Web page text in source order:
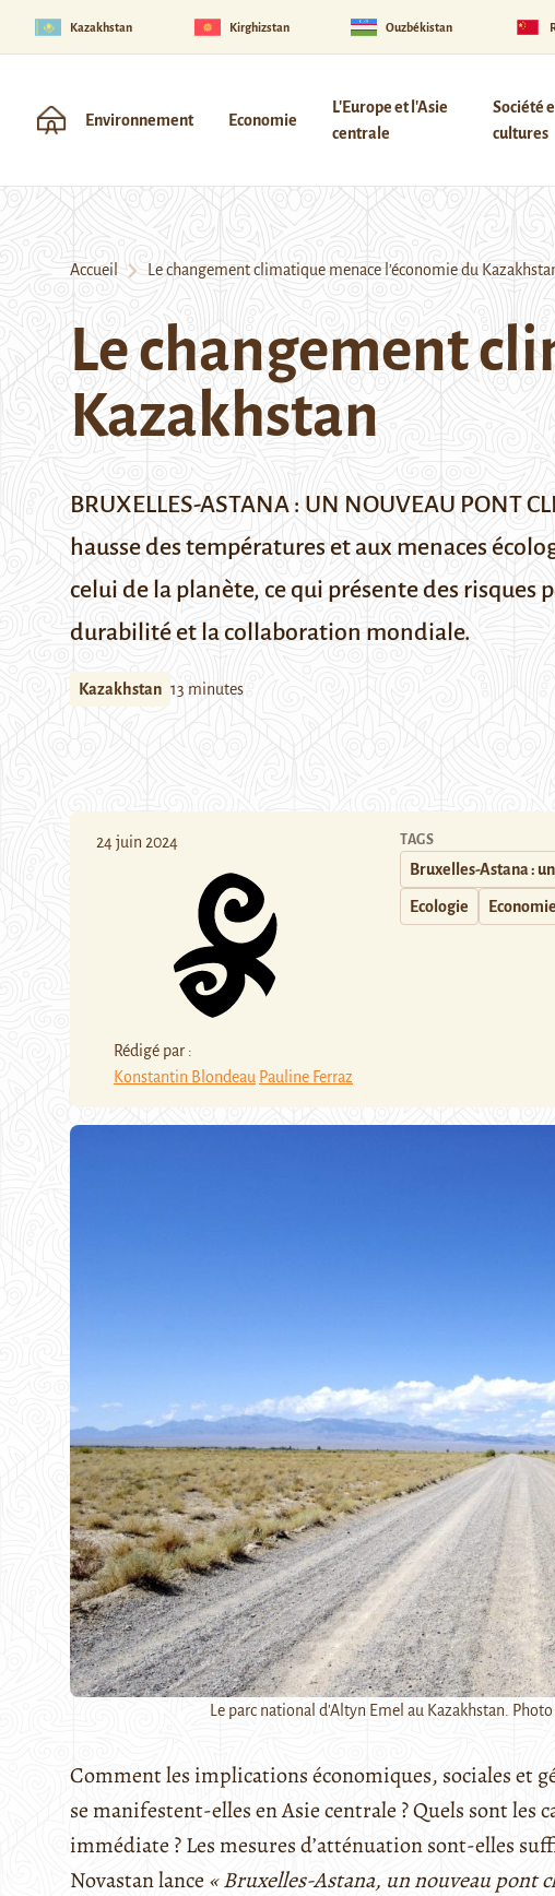
Kazakhstan Kirghizstan Ouzbékistan
Environnement Economie
L'Europe et l'Asie
centrale
Société
cultures
Accueil Le changement climatique menace l’économie du
Le changement
Kazakhstan
BRUXELLES-ASTANA : UN NOUVEAU PONT
hausse des températures et aux menaces
celui de la planète, ce qui présente des
durabilité et la collaboration mondiale.
Kazakhstan 13 minutes
24 juin 2024
Rédigé par :
Konstantin Blondeau Pauline Ferraz
TAGS
Bruxelles-Astana :
Ecologie Economie
Le parc national d'Altyn Emel au Kazakhstan.
Comment les implications économiques, sociales et
se manifestent-elles en Asie centrale ? Quels sont les
immédiate ? Les mesures d’atténuation sont-elles
Novastan lance « Bruxelles-Astana, un nouveau pont